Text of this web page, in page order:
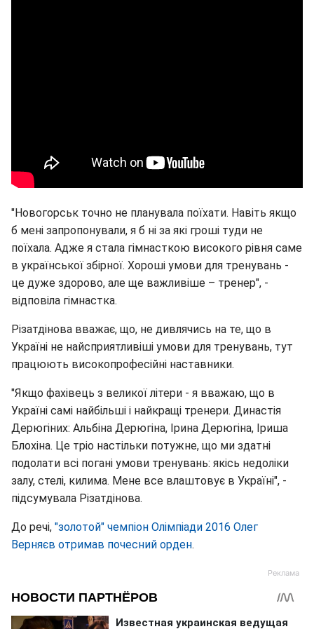
"Новогорськ точно не планувала поїхати. Навіть якщо
б мені запропонували, я б ні за які гроші туди не
поїхала. Адже я стала гімнасткою високого рівня саме
в української збірної. Хороші умови для тренувань -
це дуже здорово, але ще важливіше – тренер", -
відповіла гімнастка.
Різатдінова вважає, що, не дивлячись на те, що в
Україні не найсприятливіші умови для тренувань, тут
працюють високопрофесійні наставники.
"Якщо фахівець з великої літери - я вважаю, що в
Україні самі найбільші і найкращі тренери. Династія
Дерюгіних: Альбіна Дерюгіна, Ірина Дерюгіна, Іриша
Блохіна. Це тріо настільки потужне, що ми здатні
подолати всі погані умови тренувань: якісь недоліки
залу, стелі, килима. Мене все влаштовує в Україні", -
підсумувала Різатдінова.
До речі, "золотой" чемпіон Олімпіади 2016 Олег
Верняєв отримав почесний орден.